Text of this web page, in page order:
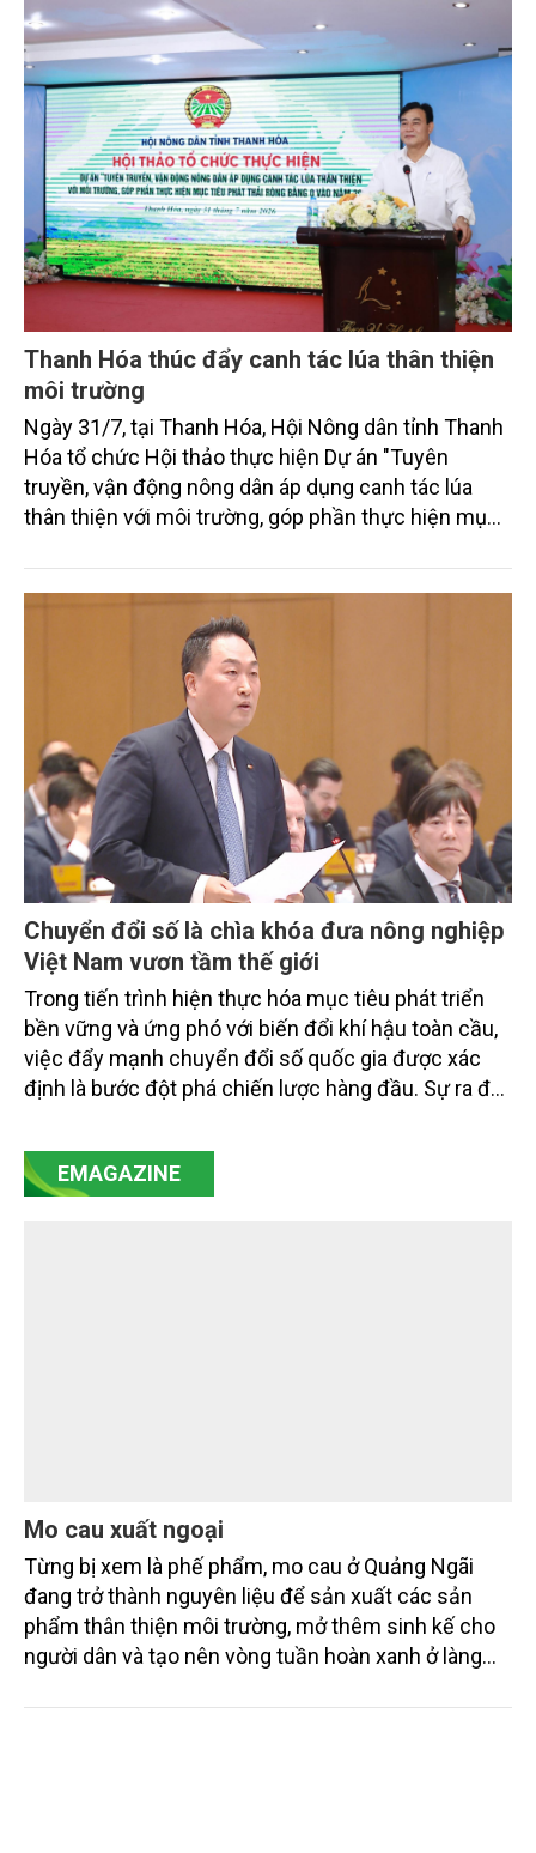
toàn cầu, đặc biệt là mục tiêu đưa phát thải ròng
bằng 0 (Net-Zero) vào năm 2050.
Thanh Hóa thúc đẩy canh tác lúa thân thiện
môi trường
Ngày 31/7, tại Thanh Hóa, Hội Nông dân tỉnh Thanh
Hóa tổ chức Hội thảo thực hiện Dự án "Tuyên
truyền, vận động nông dân áp dụng canh tác lúa
thân thiện với môi trường, góp phần thực hiện mục
trình thu hút sự tham gia của đông đảo đại biểu đến
từ các cơ quan quản lý nhà nước, đơn vị nghiên cứu,
doanh nghiệp, hợp tác xã và nông dân đang trực
tiếp triển khai mô hình sản xuất lúa phát thải thấp.
Chuyển đổi số là chìa khóa đưa nông nghiệp
Việt Nam vươn tầm thế giới
Trong tiến trình hiện thực hóa mục tiêu phát triển
bền vững và ứng phó với biến đổi khí hậu toàn cầu,
việc đẩy mạnh chuyển đổi số quốc gia được xác
định là bước đột phá chiến lược hàng đầu. Sự ra đời
mạnh mẽ, thúc đẩy quá trình cải cách toàn diện,
minh bạch hóa chuỗi cung ứng và nâng cao hiệu
EMAGAZINE
Mo cau xuất ngoại
Từng bị xem là phế phẩm, mo cau ở Quảng Ngãi
đang trở thành nguyên liệu để sản xuất các sản
phẩm thân thiện môi trường, mở thêm sinh kế cho
người dân và tạo nên vòng tuần hoàn xanh ở làng
chén, dĩa... từ mo cau đã được thị trường trong nước